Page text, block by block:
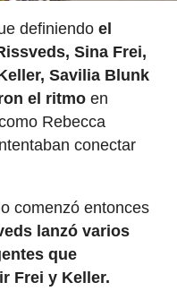
definiendoel
Sina Frei,
Savilia Blunk
el ritmo en
Rebecca
conectar
comenzó entonces
lanzó varios
que
Frei y Keller.